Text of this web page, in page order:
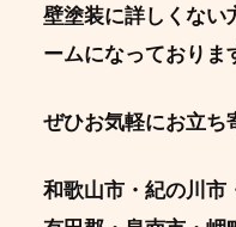
壁塗装に詳しくない
ームになっておりま
ぜひお気軽にお立
和歌山市・紀の川市